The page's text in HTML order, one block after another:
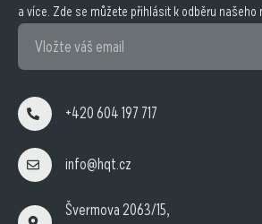
a více. Zde se můžete přihlásit k odběru našeho
+420 604 197 717
info@hqt.cz
Švermova 2063/15,